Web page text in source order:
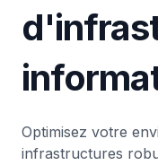
Optimisez votre
infrastructures